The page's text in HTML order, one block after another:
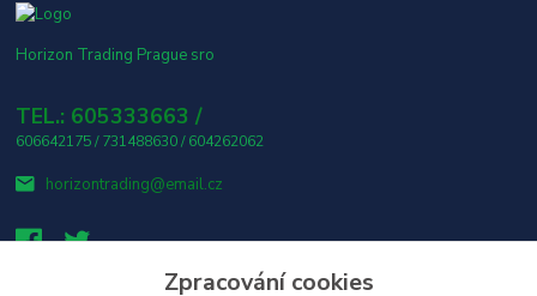
Horizon Trading Prague sro
TEL.: 605333663 /
606642175 / 731488630 / 604262062
horizontrading@email.cz
Zpracování cookies